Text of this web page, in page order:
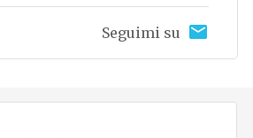
Seguimi su